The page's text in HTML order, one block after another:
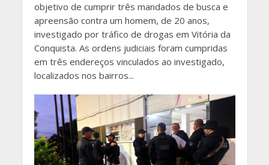
objetivo de cumprir três mandados de busca e
apreensão contra um homem, de 20 anos,
investigado por tráfico de drogas em Vitória da
Conquista. As ordens judiciais foram cumpridas
em três endereços vinculados ao investigado,
localizados nos bairros...